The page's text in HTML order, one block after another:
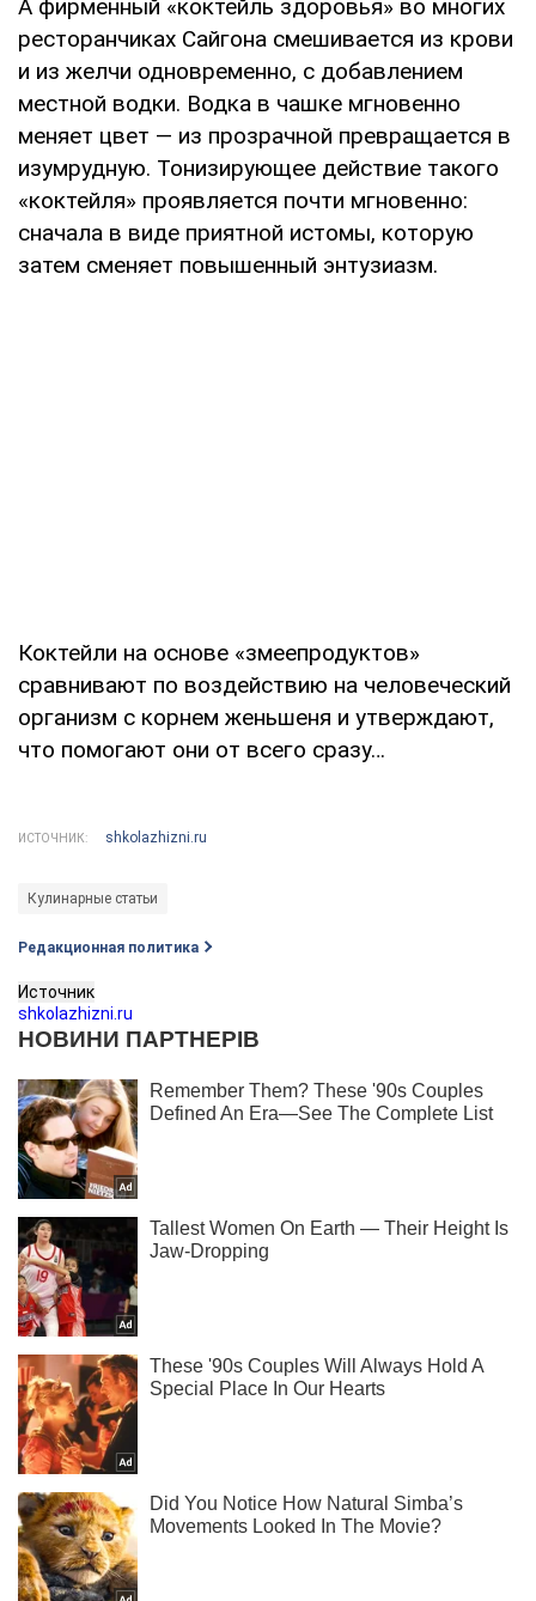
А фирменный «коктейль здоровья» во многих
ресторанчиках Сайгона смешивается из крови
и из желчи одновременно, с добавлением
местной водки. Водка в чашке мгновенно
меняет цвет — из прозрачной превращается в
изумрудную. Тонизирующее действие такого
«коктейля» проявляется почти мгновенно:
сначала в виде приятной истомы, которую
затем сменяет повышенный энтузиазм.
Коктейли на основе «змеепродуктов»
сравнивают по воздействию на человеческий
организм с корнем женьшеня и утверждают,
что помогают они от всего сразу…
ИСТОЧНИК: shkolazhizni.ru
Кулинарные статьи
Редакционная политика
Источник
shkolazhizni.ru